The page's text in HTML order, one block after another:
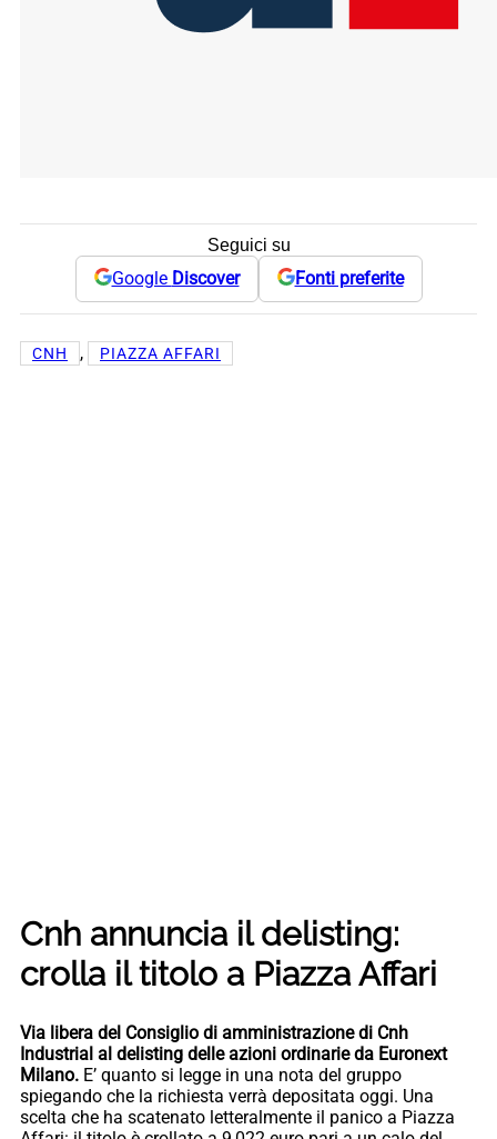
Seguici su
Google Discover Fonti preferite
CNH , PIAZZA AFFARI
Cnh annuncia il delisting:
crolla il titolo a Piazza Affari
Via libera del Consiglio di amministrazione di Cnh
Industrial al delisting delle azioni ordinarie da Euronext
Milano. E’ quanto si legge in una nota del gruppo
spiegando che la richiesta verrà depositata oggi. Una
scelta che ha scatenato letteralmente il panico a Piazza